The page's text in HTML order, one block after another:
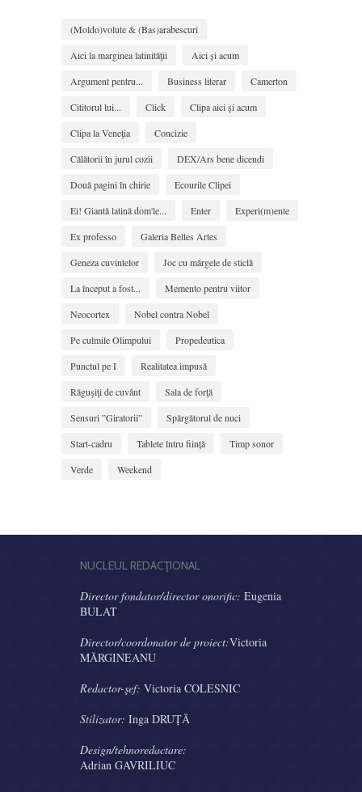
(Moldo)volute & (Bas)arabescuri
Aici la marginea latinităţii
Aici și acum
Argument pentru...
Business literar
Camerton
Cititorul lui...
Click
Clipa aici şi acum
Clipa la Veneţia
Concizie
Călătorii în jurul cozii
DEX/Ars bene dicendi
Două pagini în chirie
Ecourile Clipei
Ei! Giantă latină dom'le...
Enter
Experi(m)ente
Ex professo
Galeria Belles Artes
Geneza cuvintelor
Joc cu mărgele de sticlă
La început a fost...
Memento pentru viitor
Neocortex
Nobel contra Nobel
Pe culmile Olimpului
Propedeutica
Punctul pe I
Realitatea impusă
Răguşiţi de cuvânt
Sala de forţă
Sensuri ”Giratorii”
Spărgătorul de nuci
Start-cadru
Tablete întru ființă
Timp sonor
Verde
Weekend
NUCLEUL REDACŢIONAL
Director fondator/director onorific: Eugenia
BULAT
Director/coordonator de proiect:Victoria
MĂRGINEANU
Redactor-şef: Victoria COLESNIC
Stilizator: Inga DRUȚĂ
Design/tehnoredactare:
Adrian GAVRILIUC